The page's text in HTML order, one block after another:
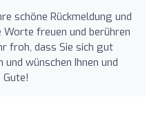
schöne Rückmeldung und
freuen und berühren
froh, dass Sie sich gut
wünschen Ihnen und